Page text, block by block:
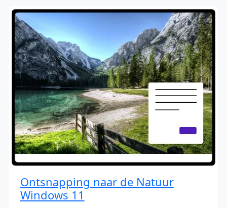
Ontsnapping naar de Natuur
Windows 11